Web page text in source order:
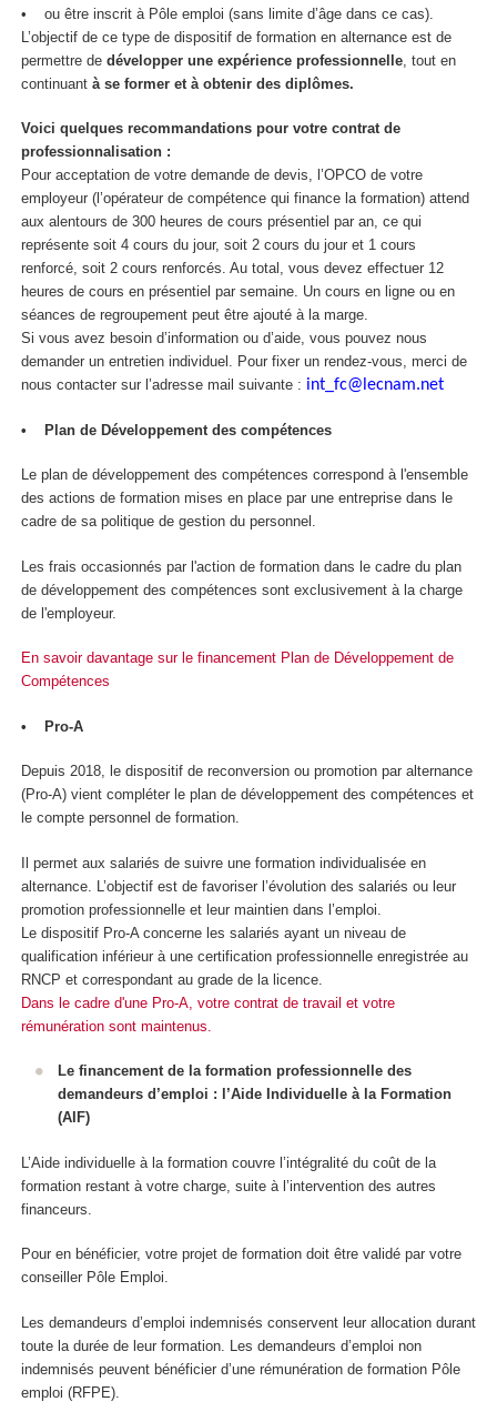
• ou être inscrit à Pôle emploi (sans limite d’âge dans ce cas).
L’objectif de ce type de dispositif de formation en alternance est de
permettre de développer une expérience professionnelle , tout en
continuant à se former et à obtenir des diplômes.
Voici quelques recommandations pour votre contrat de
professionnalisation :
Pour acceptation de votre demande de devis, l’OPCO de votre
employeur (l’opérateur de compétence qui finance la formation) attend
aux alentours de 300 heures de cours présentiel par an, ce qui
représente soit 4 cours du jour, soit 2 cours du jour et 1 cours
renforcé, soit 2 cours renforcés. Au total, vous devez effectuer 12
heures de cours en présentiel par semaine. Un cours en ligne ou en
séances de regroupement peut être ajouté à la marge.
Si vous avez besoin d’information ou d’aide, vous pouvez nous
demander un entretien individuel. Pour fixer un rendez-vous, merci de
nous contacter sur l’adresse mail suivante : int_fc@lecnam.net
• Plan de Développement des compétences
Le plan de développement des compétences correspond à l'ensemble
des actions de formation mises en place par une entreprise dans le
cadre de sa politique de gestion du personnel.
Les frais occasionnés par l'action de formation dans le cadre du plan
de développement des compétences sont exclusivement à la charge
de l'employeur.
En savoir davantage sur le financement Plan de Développement de
Compétences
• Pro-A
Depuis 2018, le dispositif de reconversion ou promotion par alternance
(Pro-A) vient compléter le plan de développement des compétences et
le compte personnel de formation.
Il permet aux salariés de suivre une formation individualisée en
alternance. L’objectif est de favoriser l’évolution des salariés ou leur
promotion professionnelle et leur maintien dans l’emploi.
Le dispositif Pro-A concerne les salariés ayant un niveau de
qualification inférieur à une certification professionnelle enregistrée au
RNCP et correspondant au grade de la licence.
Dans le cadre d'une Pro-A, votre contrat de travail et votre
rémunération sont maintenus.
Le financement de la formation professionnelle des
demandeurs d’emploi : l’Aide Individuelle à la Formation
(AIF)
L’Aide individuelle à la formation couvre l’intégralité du coût de la
formation restant à votre charge, suite à l’intervention des autres
financeurs.
Pour en bénéficier, votre projet de formation doit être validé par votre
conseiller Pôle Emploi.
Les demandeurs d’emploi indemnisés conservent leur allocation durant
toute la durée de leur formation. Les demandeurs d’emploi non
indemnisés peuvent bénéficier d’une rémunération de formation Pôle
emploi (RFPE).